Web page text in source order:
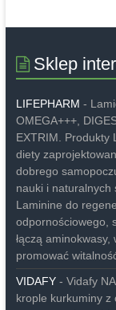
Sklep
LIFEPHARM -
OMEGA+++,
EXTRIM. Produkty
diety
dobrego
nauki i naturalnych
Laminine do
odpornościowego,
łączą
promować
VIDAFY- Vidafy
krople kurkuminy z